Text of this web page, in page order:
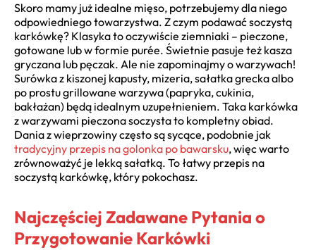
Skoro mamy już idealne mięso, potrzebujemy dla niego
odpowiedniego towarzystwa. Z czym podawać soczystą
karkówkę? Klasyka to oczywiście ziemniaki – pieczone,
gotowane lub w formie purée. Świetnie pasuje też kasza
gryczana lub pęczak. Ale nie zapominajmy o warzywach!
Surówka z kiszonej kapusty, mizeria, sałatka grecka albo
po prostu grillowane warzywa (papryka, cukinia,
bakłażan) będą idealnym uzupełnieniem. Taka karkówka
z warzywami pieczona soczysta to kompletny obiad.
Dania z wieprzowiny często są sycące, podobnie jak
tradycyjny przepis na golonka po bawarsku, więc warto
zrównoważyć je lekką sałatką. To łatwy przepis na
soczystą karkówkę, który pokochasz.
Najczęściej Zadawane Pytania o
Przygotowanie Karkówki